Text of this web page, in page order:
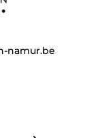
namur.be